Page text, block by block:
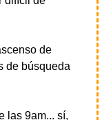
de
de búsqueda
las 9am... sí,